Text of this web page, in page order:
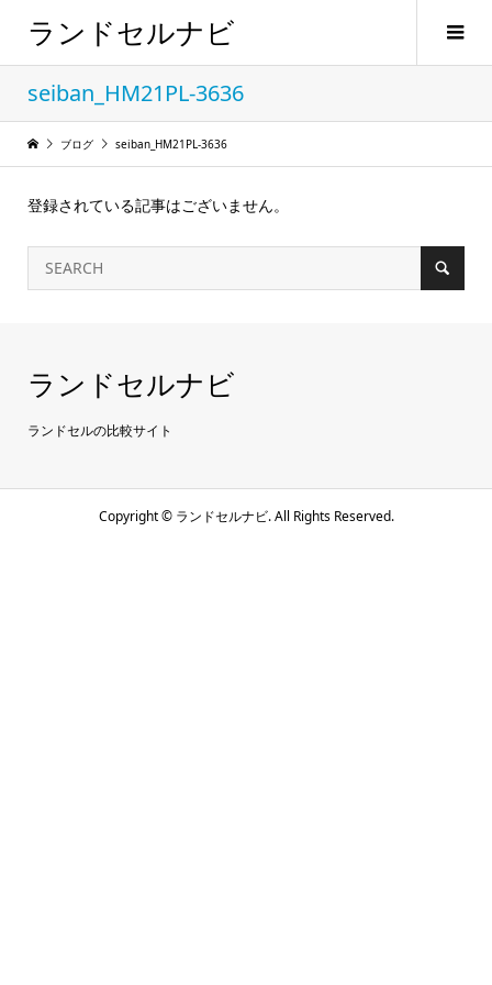
ランドセルナビ
seiban_HM21PL-3636
ブログ seiban_HM21PL-3636
登録されている記事はございません。
ランドセルナビ
ランドセルの比較サイト
Copyright ©ランドセルナビ. All Rights Reserved.